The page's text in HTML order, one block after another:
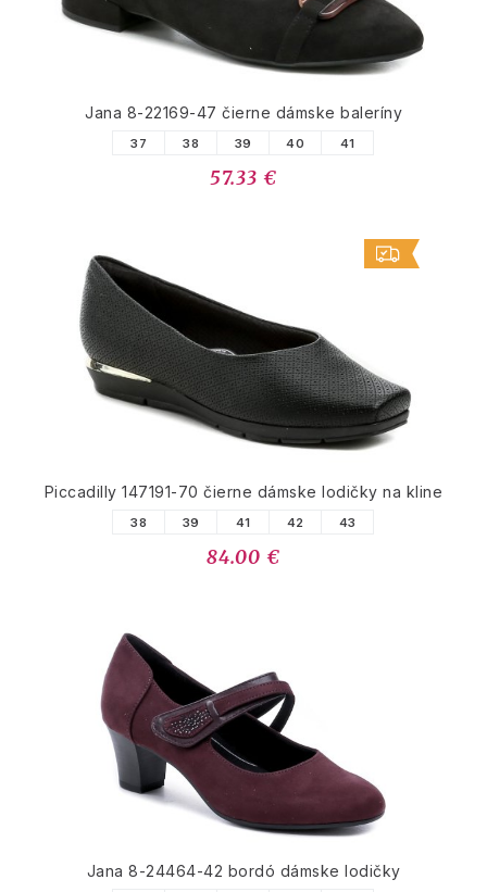
Jana 8-22169-47 čierne dámske baleríny
37 38 39 40 41
57.33 €
Piccadilly 147191-70 čierne dámske lodičky na kline
38 39 41 42 43
84.00 €
Jana 8-24464-42 bordó dámske lodičky